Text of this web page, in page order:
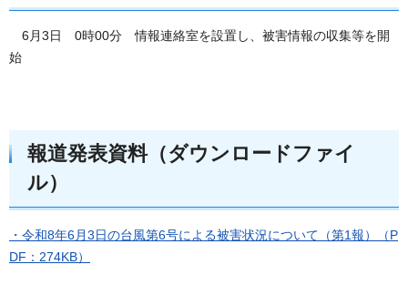
6月3日 0時00分 情報連絡室を設置し、被害情報の収集等を開
始
報道発表資料（ダウンロードファイ
ル）
・令和8年6月3日の台風第6号による被害状況について（第1報）（P
DF：274KB）